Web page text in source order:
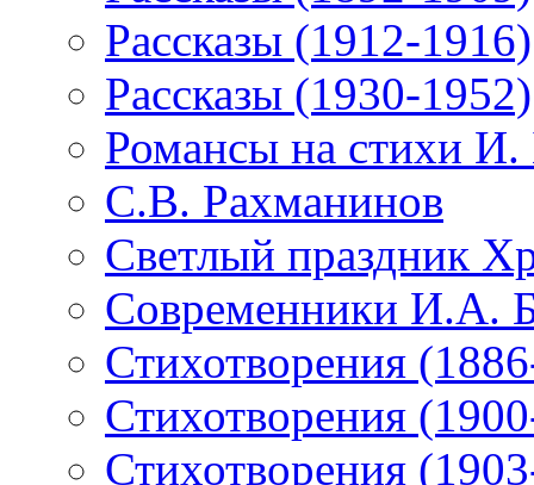
Рассказы (1912-1916)
Рассказы (1930-1952)
Романсы на стихи И.
С.В. Рахманинов
Светлый праздник
Современники И.А.
Стихотворения
Стихотворения
Стихотворения